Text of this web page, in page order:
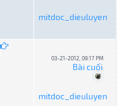
mitdoc_dieuluyen
03-21-2012, 09:17 PM
Bài cuối:
mitdoc_dieuluyen